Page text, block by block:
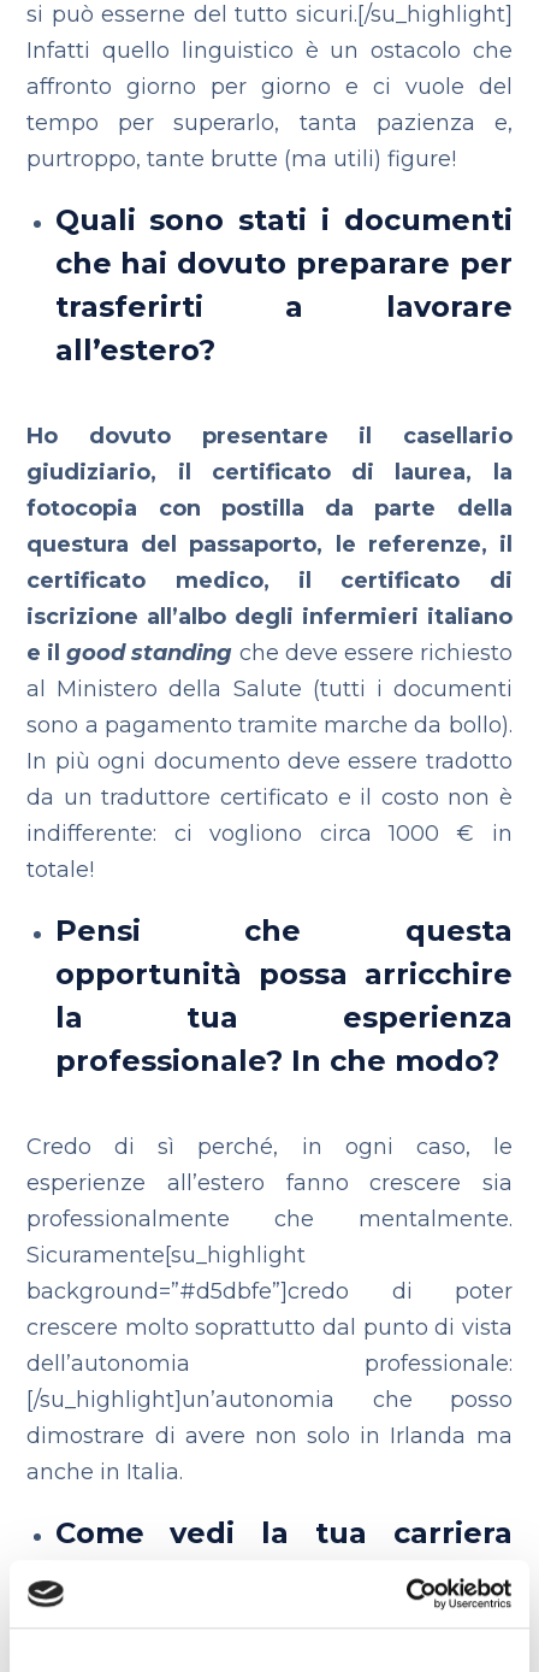
si può esserne del tutto sicuri.[/su_highlight]
Infatti quello linguistico è un ostacolo che
affronto giorno per giorno e ci vuole del
tempo per superarlo, tanta pazienza e,
purtroppo, tante brutte (ma utili) figure!
Quali sono stati i documenti
che hai dovuto preparare per
trasferirti a lavorare
all’estero?
Ho dovuto presentare il casellario
giudiziario, il certificato di laurea, la
fotocopia con postilla da parte della
questura del passaporto, le referenze, il
certificato medico, il certificato di
iscrizione all’albo degli infermieri italiano
e ilgood standing che deve essere richiesto
al Ministero della Salute (tutti i documenti
sono a pagamento tramite marche da bollo).
In più ogni documento deve essere tradotto
da un traduttore certificato e il costo non è
indifferente: ci vogliono circa 1000 € in
totale!
Pensi che questa
opportunità possa arricchire
la tua esperienza
professionale? In che modo?
Credo di sì perché, in ogni caso, le
esperienze all’estero fanno crescere sia
professionalmente che mentalmente.
Sicuramente[su_highlight
background=”#d5dbfe”]credo di poter
crescere molto soprattutto dal punto di vista
dell’autonomia professionale:
[/su_highlight]un’autonomia che posso
dimostrare di avere non solo in Irlanda ma
anche in Italia.
Come vedi la tua carriera
lavorativa tra 5-10 anni? Pensi
che questa sia la strada